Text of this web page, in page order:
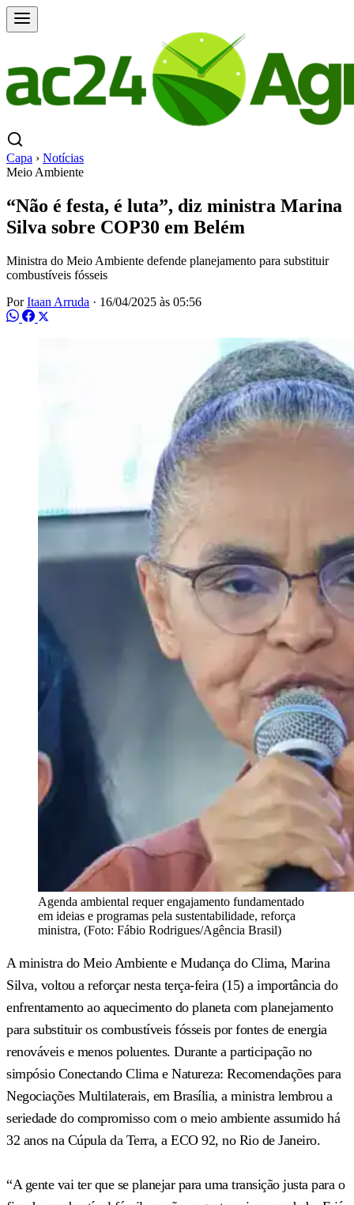
Capa › Notícias
Meio Ambiente
“Não é festa, é luta”, diz ministra Marina
Silva sobre COP30 em Belém
Ministra do Meio Ambiente defende planejamento para substituir
combustíveis fósseis
PorItaan Arruda · 16/04/2025 às 05:56
Agenda ambiental requer engajamento fundamentado
em ideias e programas pela sustentabilidade, reforça
ministra, (Foto: Fábio Rodrigues/Agência Brasil)
A ministra do Meio Ambiente e Mudança do Clima, Marina
Silva, voltou a reforçar nesta terça-feira (15) a importância do
enfrentamento ao aquecimento do planeta com planejamento
para substituir os combustíveis fósseis por fontes de energia
renováveis e menos poluentes. Durante a participação no
simpósio Conectando Clima e Natureza: Recomendações para
Negociações Multilaterais, em Brasília, a ministra lembrou a
seriedade do compromisso com o meio ambiente assumido há
32 anos na Cúpula da Terra, a ECO 92, no Rio de Janeiro.
“A gente vai ter que se planejar para uma transição justa para o